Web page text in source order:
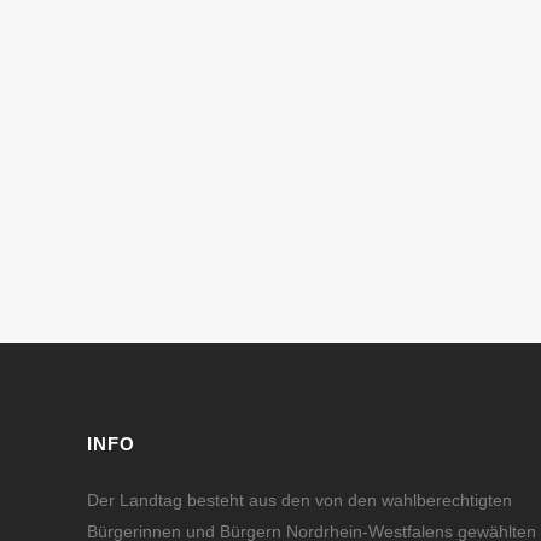
INFO
Der Landtag besteht aus den von den wahlberechtigten
Bürgerinnen und Bürgern Nordrhein-Westfalens gewählten